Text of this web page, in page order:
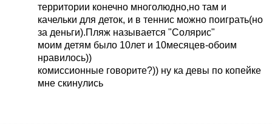
территории конечно многолюдно,но там и
качельки для деток, и в теннис можно поиграть(но
за деньги).Пляж называется "Солярис"
моим детям было 10лет и 10месяцев-обоим
нравилось))
комиссионные говорите?)) ну ка девы по копейке
мне скинулись